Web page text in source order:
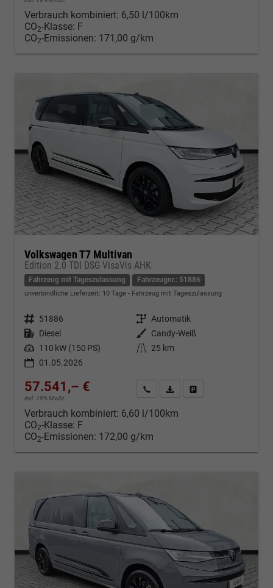
Verbrauch kombiniert: 6,50 l/100km
CO2-Klasse: F
CO2-Emissionen: 171,00 g/km
Volkswagen T7 Multivan
Edition 2.0 TDI DSG VisaVis AHK
Fahrzeug mit Tageszulassung Fahrzeugnr.: 51886
unverbindliche Lieferzeit: 10 Tage Fahrzeug mit Tageszulassung
Fahrzeugnr. 51886 Getriebe Automatik
Kraftstoff Diesel Außenfarbe
Candy-Weiß
Leistung 110 kW (150 PS) Kilometerstand
25 km
01.05.2026
57.541,– €
incl. 19% MwSt.
Kontakt & Angebot anfordern
PDF-Datei, Fahrzeugexposé
Verbrauch kombiniert: 6,60 l/100km
CO2-Klasse: F
CO2-Emissionen: 172,00 g/km